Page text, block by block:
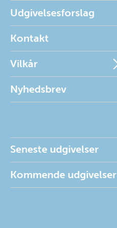
Udgivelsesforslag
Kontakt
Vilkår
Nyhedsbrev
Seneste udgivelser
Kommende udgivelser